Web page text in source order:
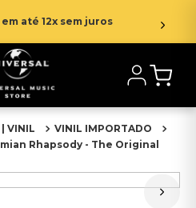
até 12x sem juros
| VINIL
VINIL IMPORTADO
Rhapsody - The Original